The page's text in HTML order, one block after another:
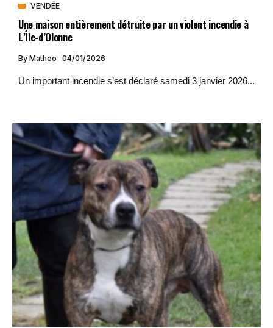
VENDÉE
Une maison entièrement détruite par un violent incendie à
L’Île-d’Olonne
By Matheo 04/01/2026
Un important incendie s’est déclaré samedi 3 janvier 2026...